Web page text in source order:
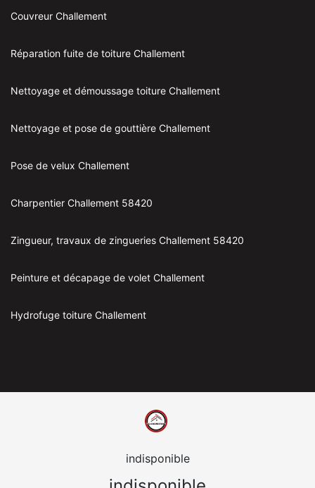
Couvreur Challement
Réparation fuite de toiture Challement
Nettoyage et démoussage toiture Challement
Nettoyage et pose de gouttière Challement
Pose de velux Challement
Charpentier Challement 58420
Zingueur, travaux de zingueries Challement 58420
Peinture et décapage de volet Challement
Hydrofuge toiture Challement
indisponible